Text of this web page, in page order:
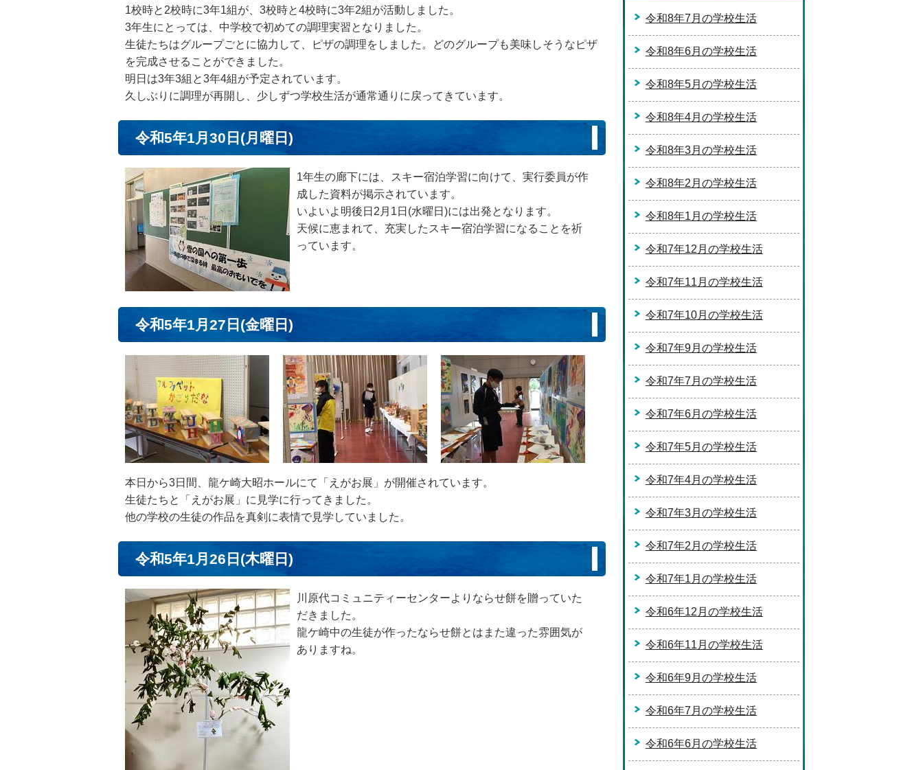
1校時と2校時に3年1組が、3校時と4校時に3年2組が活動しました。
3年生にとっては、中学校で初めての調理実習となりました。
生徒たちはグループごとに協力して、ピザの調理をしました。どのグループも美味しそうなピザ
を完成させることができました。
明日は3年3組と3年4組が予定されています。
久しぶりに調理が再開し、少しずつ学校生活が通常通りに戻ってきています。
令和5年1月30日(月曜日)
1年生の廊下には、スキー宿泊学習に向けて、実行委員が作
成した資料が掲示されています。
いよいよ明後日2月1日(水曜日)には出発となります。
天候に恵まれて、充実したスキー宿泊学習になることを祈
っています。
令和5年1月27日(金曜日)
本日から3日間、龍ケ崎大昭ホールにて「えがお展」が開催されています。
生徒たちと「えがお展」に見学に行ってきました。
他の学校の生徒の作品を真剣に表情で見学していました。
令和5年1月26日(木曜日)
川原代コミュニティーセンターよりならせ餅を贈っていた
だきました。
龍ケ崎中の生徒が作ったならせ餅とはまた違った雰囲気が
ありますね。
令和8年7月の学校生活
令和8年6月の学校生活
令和8年5月の学校生活
令和8年4月の学校生活
令和8年3月の学校生活
令和8年2月の学校生活
令和8年1月の学校生活
令和7年12月の学校生活
令和7年11月の学校生活
令和7年10月の学校生活
令和7年9月の学校生活
令和7年7月の学校生活
令和7年6月の学校生活
令和7年5月の学校生活
令和7年4月の学校生活
令和7年3月の学校生活
令和7年2月の学校生活
令和7年1月の学校生活
令和6年12月の学校生活
令和6年11月の学校生活
令和6年9月の学校生活
令和6年7月の学校生活
令和6年6月の学校生活